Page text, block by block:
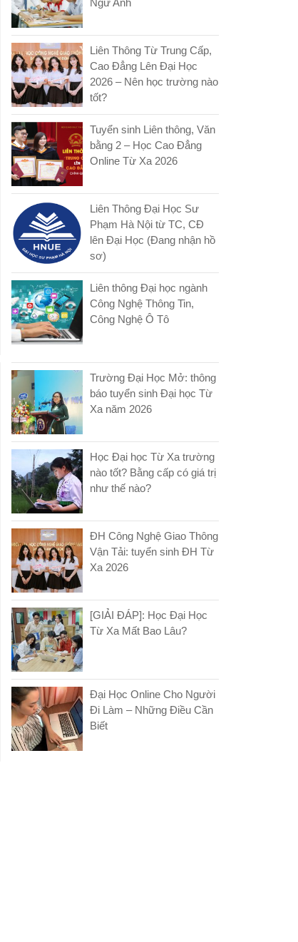
Ngữ Anh
Liên Thông Từ Trung Cấp,
Cao Đẳng Lên Đại Học
2026 – Nên học trường nào
tốt?
Tuyển sinh Liên thông, Văn
bằng 2 – Học Cao Đẳng
Online Từ Xa 2026
Liên Thông Đại Học Sư
Phạm Hà Nội từ TC, CĐ
lên Đại Học (Đang nhận hồ
sơ)
Liên thông Đại học ngành
Công Nghệ Thông Tin,
Công Nghệ Ô Tô
Trường Đại Học Mở: thông
báo tuyển sinh Đại học Từ
Xa năm 2026
Học Đại học Từ Xa trường
nào tốt? Bằng cấp có giá trị
như thế nào?
ĐH Công Nghệ Giao Thông
Vận Tải: tuyển sinh ĐH Từ
Xa 2026
[GIẢI ĐÁP]: Học Đại Học
Từ Xa Mất Bao Lâu?
Đại Học Online Cho Người
Đi Làm – Những Điều Cần
Biết